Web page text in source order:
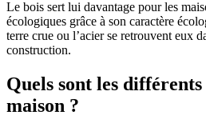
Le bois sert lui davantage pour les
écologiques grâce à son caractère
terre crue ou l’acier se retrouvent eux
construction.
Quels sont les différents
maison ?